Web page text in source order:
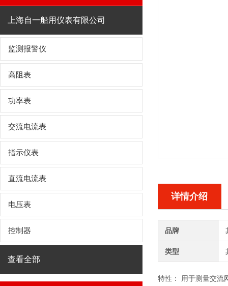
上海自一船用仪表有限公司
监测报警仪
高阻表
功率表
交流电流表
指示仪表
直流电流表
电压表
控制器
查看全部
详情介绍
品牌
类型
特性： 用于测量交流